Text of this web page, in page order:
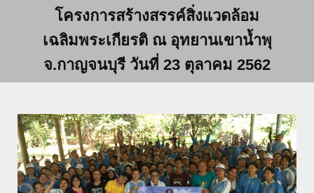
โครงการสร้างสรรค์สิ่งแวดล้อม
เฉลิมพระเกียรติ ณ อุทยานเขาน้ำพุ
จ.กาญจนบุรี วันที่ 23 ตุลาคม 2562